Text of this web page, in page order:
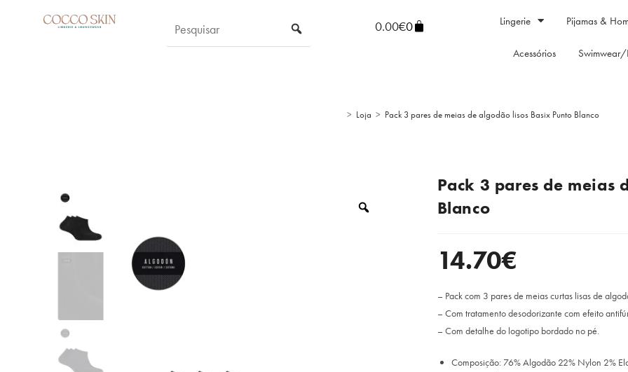
0.00€0 Lingerie Pijamas &
Acessórios
> Loja > Pack 3 pares de meias de algodão lisos Basix Punto Blanco
Pack 3 pares de meias
Blanco
14.70€
– Pack com 3 pares de meias curtas lisas de
– Com tratamento desodorizante com efeito
– Com detalhe do logotipo bordado no pé.
Composição: 76% Algodão 22% Nylon 2%